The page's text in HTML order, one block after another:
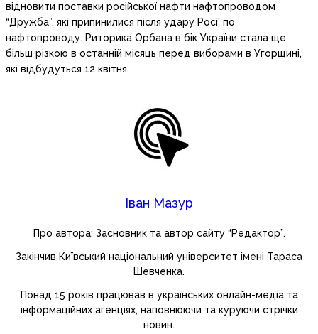
відновити поставки російської нафти нафтопроводом
“Дружба”, які припинилися після удару Росії по
нафтопроводу. Риторика Орбана в бік України стала ще
більш різкою в останній місяць перед виборами в Угорщині,
які відбудуться 12 квітня.
Іван Мазур
Про автора: Засновник та автор сайту “Редактор”.
Закінчив Київський національний університет імені Тараса
Шевченка.
Понад 15 років працював в українських онлайн-медіа та
інформаційних агенціях, наповнюючи та куруючи стрічки
новин.